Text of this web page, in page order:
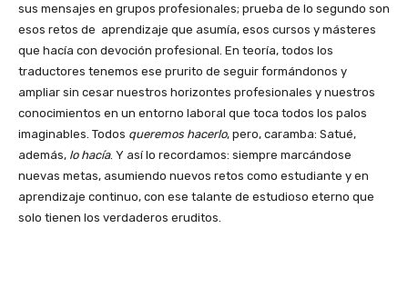
sus mensajes en grupos profesionales; prueba de lo segundo son
esos retos de aprendizaje que asumía, esos cursos y másteres
que hacía con devoción profesional. En teoría, todos los
traductores tenemos ese prurito de seguir formándonos y
ampliar sin cesar nuestros horizontes profesionales y nuestros
conocimientos en un entorno laboral que toca todos los palos
imaginables. Todos queremos hacerlo, pero, caramba: Satué,
además, lo hacía. Y así lo recordamos: siempre marcándose
nuevas metas, asumiendo nuevos retos como estudiante y en
aprendizaje continuo, con ese talante de estudioso eterno que
solo tienen los verdaderos eruditos.